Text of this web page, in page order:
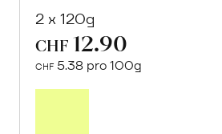
2 x 120g
CHF 12.90
CHF 5.38 pro 100g